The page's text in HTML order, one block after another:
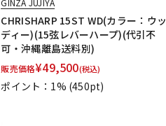
GINZA JUJIYA
CHRISHARP 15ST WD(カラー：ウッ
ディー)(15弦レバーハープ)(代引不
可・沖縄離島送料別)
販売価格¥49,500(税込)
ポイント：1% (450pt)